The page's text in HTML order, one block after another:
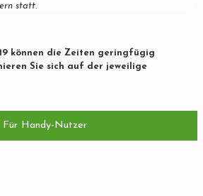
statt.
können die Zeiten geringfügig
Sie sich auf der jeweilige
Für Handy-Nutzer